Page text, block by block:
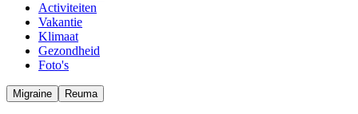
Activiteiten
Vakantie
Klimaat
Gezondheid
Foto's
Migraine Reuma